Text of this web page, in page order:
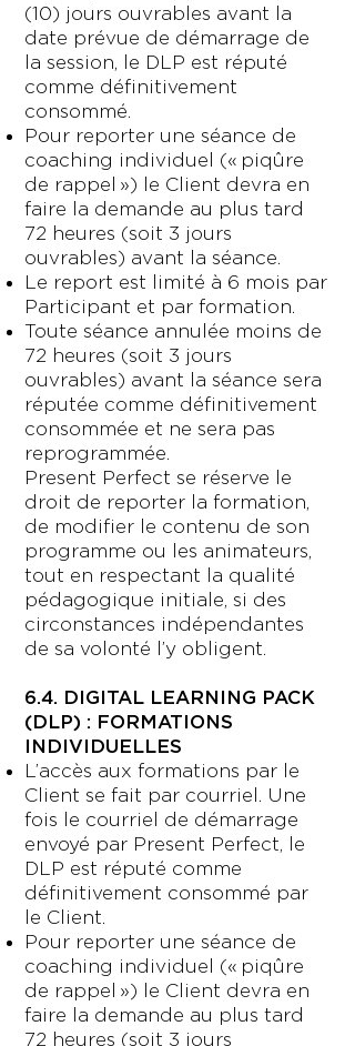
(10) jours ouvrables avant la
date prévue de démarrage de
la session, le DLP est réputé
comme définitivement
consommé.
Pour reporter une séance de
coaching individuel (« piqûre
de rappel ») le Client devra en
faire la demande au plus tard
72 heures (soit 3 jours
ouvrables) avant la séance.
Le report est limité à 6 mois par
Participant et par formation.
Toute séance annulée moins de
72 heures (soit 3 jours
ouvrables) avant la séance sera
réputée comme définitivement
consommée et ne sera pas
reprogrammée.
Present Perfect se réserve le
droit de reporter la formation,
de modifier le contenu de son
programme ou les animateurs,
tout en respectant la qualité
pédagogique initiale, si des
circonstances indépendantes
de sa volonté l’y obligent.
6.4. DIGITAL LEARNING PACK
(DLP) : FORMATIONS
INDIVIDUELLES
L’accès aux formations par le
Client se fait par courriel. Une
fois le courriel de démarrage
envoyé par Present Perfect, le
DLP est réputé comme
définitivement consommé par
le Client.
Pour reporter une séance de
coaching individuel (« piqûre
de rappel ») le Client devra en
faire la demande au plus tard
72 heures (soit 3 jours